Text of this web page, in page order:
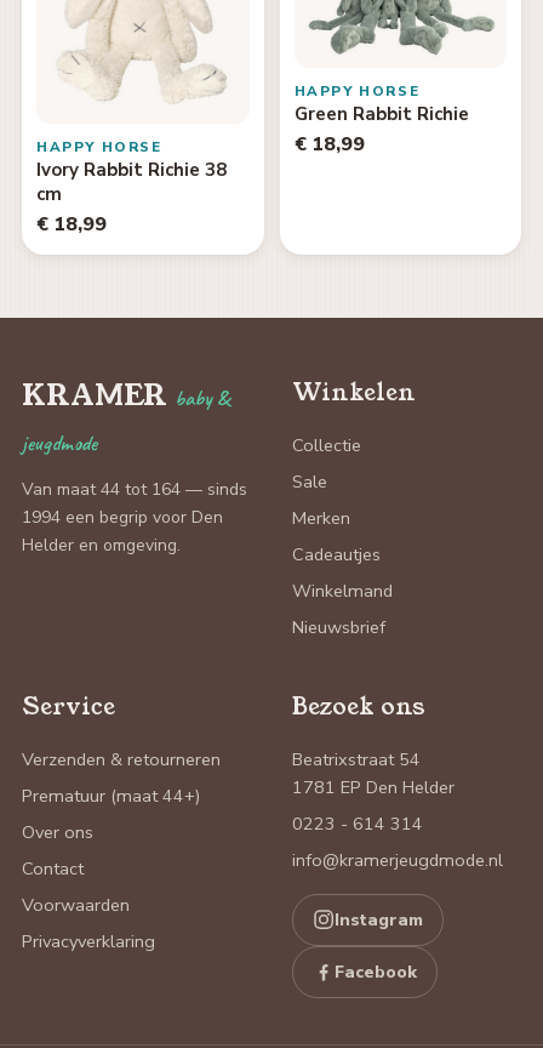
HAPPY HORSE
Ivory Rabbit Richie 38
cm
€ 18,99
HAPPY HORSE
Green Rabbit Richie
€ 18,99
KRAMER baby &
jeugdmode
Van maat 44 tot 164 — sinds
1994 een begrip voor Den
Helder en omgeving.
Winkelen
Collectie
Sale
Merken
Cadeautjes
Winkelmand
Nieuwsbrief
Service
Verzenden & retourneren
Prematuur (maat 44+)
Over ons
Contact
Voorwaarden
Privacyverklaring
Bezoek ons
Beatrixstraat 54
1781 EP Den Helder
0223 - 614 314
info@kramerjeugdmode.nl
Instagram
Facebook